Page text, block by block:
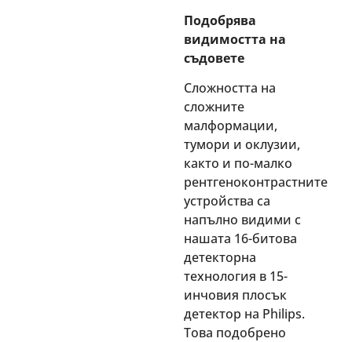
Подобрява
видимостта на
съдовете
Сложността на
сложните
малформации,
тумори и оклузии,
както и по-малко
рентгеноконтрастните
устройства са
напълно видими с
нашата 16-битова
детекторна
технология в 15-
инчовия плосък
детектор на Philips.
Това подобрено